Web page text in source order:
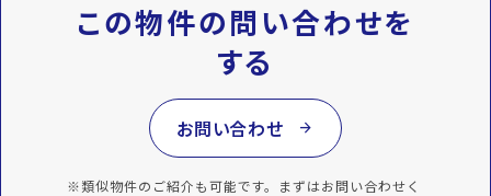
この物件の問い合わせを
する
お問い合わせ arrow_forward
※類似物件のご紹介も可能です。まずはお問い合わせく